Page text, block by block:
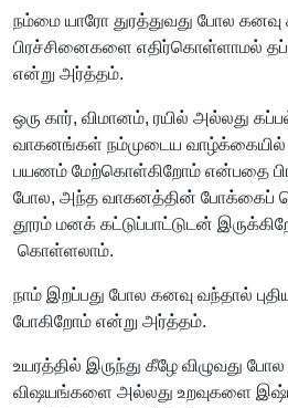
நம்மை யாரோ துரத்துவது போல
பிரச்சினைகளை எதிர்கொள்ளாமல்
என்று அர்த்தம்.
ஒரு கார், விமானம், ரயில் அல்லது
வாகனங்கள் நம்முடைய
பயணம் மேற்கொள்கிறோம் என்பதை
போல, அந்த வாகனத்தின் போக்கைப்
தூரம் மனக் கட்டுப்பாட்டுடன்
கொள்ளலாம்.
நாம் இறப்பது போல கனவு வந்தால்
போகிறோம் என்று அர்த்தம்.
உயரத்தில் இருந்து கீழே விழுவது
விஷயங்களை அல்லது உறவுகளை